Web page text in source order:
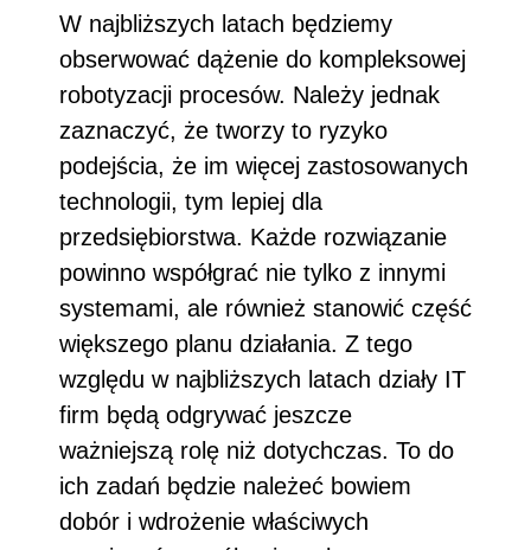
W najbliższych latach będziemy
obserwować dążenie do kompleksowej
robotyzacji procesów. Należy jednak
zaznaczyć, że tworzy to ryzyko
podejścia, że im więcej zastosowanych
technologii, tym lepiej dla
przedsiębiorstwa. Każde rozwiązanie
powinno współgrać nie tylko z innymi
systemami, ale również stanowić część
większego planu działania. Z tego
względu w najbliższych latach działy IT
firm będą odgrywać jeszcze
ważniejszą rolę niż dotychczas. To do
ich zadań będzie należeć bowiem
dobór i wdrożenie właściwych